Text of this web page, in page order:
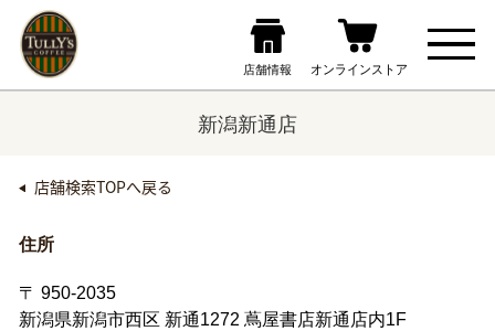
新潟新通店
店舗検索TOPへ戻る
住所
〒 950-2035
新潟県新潟市西区 新通1272 蔦屋書店新通店内1F